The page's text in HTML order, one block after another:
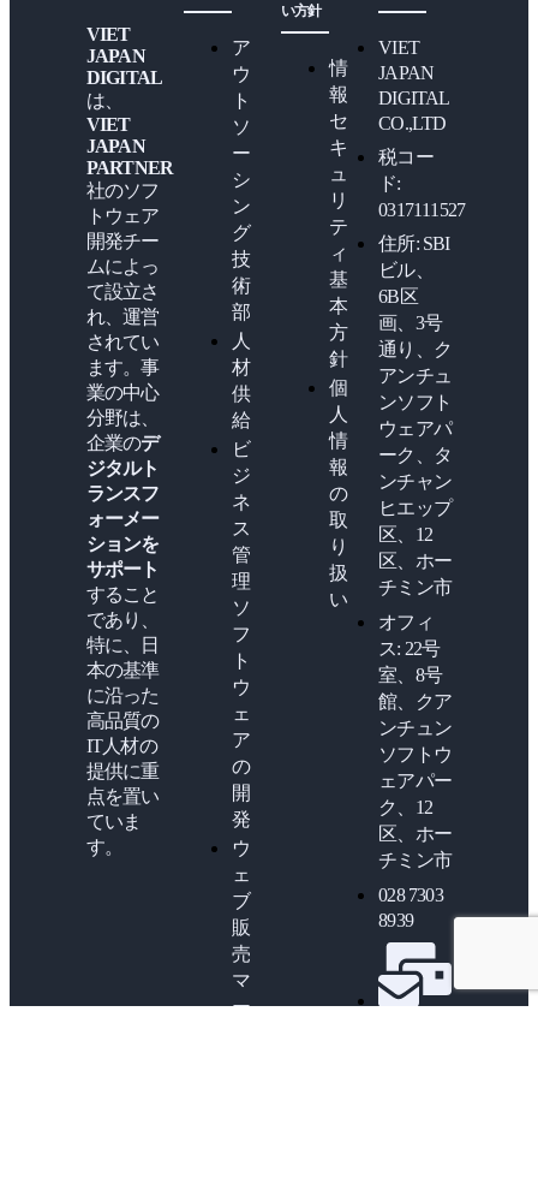
VIET
JAPAN
DIGITAL
は、
VIET
JAPAN
PARTNER
社のソフ
トウェア
開発チー
ムによっ
て設立さ
れ、運営
されてい
ます。事
業の中心
分野は、
企業のデ
ジタルト
ランスフ
ォーメー
ションを
サポート
すること
であり、
特に、日
本の基準
に沿った
高品質の
IT人材の
提供に重
点を置い
ていま
す。
ア
ウ
ト
ソ
ー
シ
ン
グ
技
術
部
人
材
供
給
ビ
ジ
ネ
ス
管
理
ソ
フ
ト
ウ
ェ
ア
の
開
発
ウ
ェ
ブ
販
売
マ
ー
い方針
情
報
セ
キ
ュ
リ
テ
ィ
基
本
方
針
個
人
情
報
の
取
り
扱
い
VIET
JAPAN
DIGITAL
CO.,LTD
税コー
ド:
0317111527
住所: SBI
ビル、
6B区
画、3号
通り、ク
アンチュ
ンソフト
ウェアパ
ーク、タ
ンチャン
ヒエップ
区、12
区、ホー
チミン市
オフィ
ス: 22号
室、8号
館、クア
ンチュン
ソフトウ
ェアパー
ク、12
区、ホー
チミン市
028 7303
8939